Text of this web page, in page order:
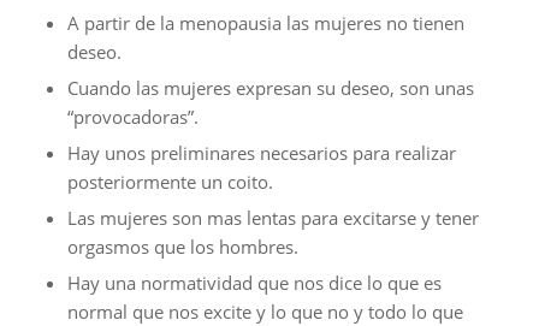
A partir de la menopausia las mujeres no tienen
deseo.
Cuando las mujeres expresan su deseo, son unas
“provocadoras”.
Hay unos preliminares necesarios para realizar
posteriormente un coito.
Las mujeres son mas lentas para excitarse y tener
orgasmos que los hombres.
Hay una normatividad que nos dice lo que es
normal que nos excite y lo que no y todo lo que